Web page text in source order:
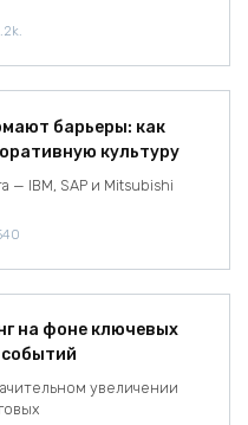
барьеры: как
культуру
— IBM, SAP и Mitsubishi
на фоне ключевых
увеличении